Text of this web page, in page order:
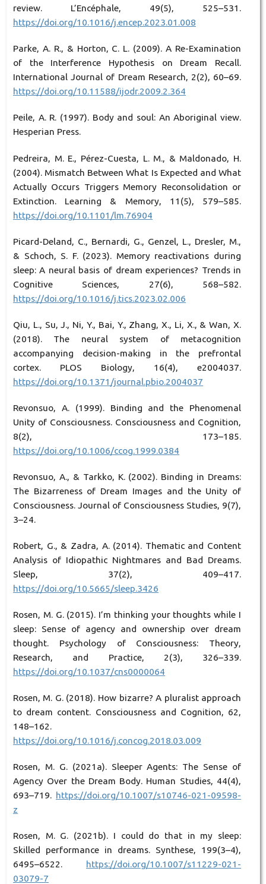
review. L’Encéphale, 49(5), 525–531.
https://doi.org/10.1016/j.encep.2023.01.008
Parke, A. R., & Horton, C. L. (2009). A Re-Examination
of the Interference Hypothesis on Dream Recall.
International Journal of Dream Research, 2(2), 60–69.
https://doi.org/10.11588/ijodr.2009.2.364
Peile, A. R. (1997). Body and soul: An Aboriginal view.
Hesperian Press.
Pedreira, M. E., Pérez-Cuesta, L. M., & Maldonado, H.
(2004). Mismatch Between What Is Expected and What
Actually Occurs Triggers Memory Reconsolidation or
Extinction. Learning & Memory, 11(5), 579–585.
https://doi.org/10.1101/lm.76904
Picard-Deland, C., Bernardi, G., Genzel, L., Dresler, M.,
& Schoch, S. F. (2023). Memory reactivations during
sleep: A neural basis of dream experiences? Trends in
Cognitive Sciences, 27(6), 568–582.
https://doi.org/10.1016/j.tics.2023.02.006
Qiu, L., Su, J., Ni, Y., Bai, Y., Zhang, X., Li, X., & Wan, X.
(2018). The neural system of metacognition
accompanying decision-making in the prefrontal
cortex. PLOS Biology, 16(4), e2004037.
https://doi.org/10.1371/journal.pbio.2004037
Revonsuo, A. (1999). Binding and the Phenomenal
Unity of Consciousness. Consciousness and Cognition,
8(2), 173–185.
https://doi.org/10.1006/ccog.1999.0384
Revonsuo, A., & Tarkko, K. (2002). Binding in Dreams:
The Bizarreness of Dream Images and the Unity of
Consciousness. Journal of Consciousness Studies, 9(7),
3–24.
Robert, G., & Zadra, A. (2014). Thematic and Content
Analysis of Idiopathic Nightmares and Bad Dreams.
Sleep, 37(2), 409–417.
https://doi.org/10.5665/sleep.3426
Rosen, M. G. (2015). I’m thinking your thoughts while I
sleep: Sense of agency and ownership over dream
thought. Psychology of Consciousness: Theory,
Research, and Practice, 2(3), 326–339.
https://doi.org/10.1037/cns0000064
Rosen, M. G. (2018). How bizarre? A pluralist approach
to dream content. Consciousness and Cognition, 62,
148–162.
https://doi.org/10.1016/j.concog.2018.03.009
Rosen, M. G. (2021a). Sleeper Agents: The Sense of
Agency Over the Dream Body. Human Studies, 44(4),
693–719. https://doi.org/10.1007/s10746-021-09598-
z
Rosen, M. G. (2021b). I could do that in my sleep:
Skilled performance in dreams. Synthese, 199(3–4),
6495–6522. https://doi.org/10.1007/s11229-021-
03079-7